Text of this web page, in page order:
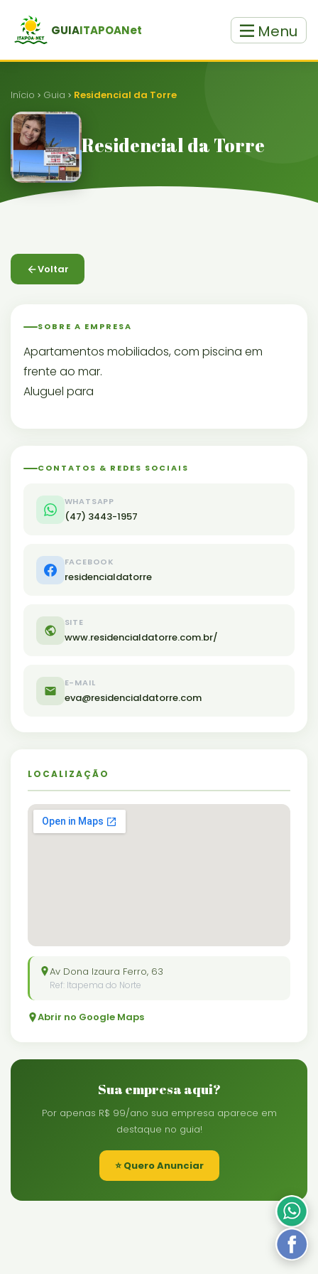
GUIAITAPOANet Menu
Início Guia Residencial da Torre
Residencial da Torre
Voltar
SOBRE A EMPRESA
Apartamentos mobiliados, com piscina em
frente ao mar.
Aluguel para
CONTATOS & REDES SOCIAIS
WHATSAPP
(47) 3443-1957
FACEBOOK
residencialdatorre
SITE
www.residencialdatorre.com.br/
E-MAIL
eva@residencialdatorre.com
LOCALIZAÇÃO
Av Dona Izaura Ferro, 63
Ref: Itapema do Norte
Abrir no Google Maps
Sua empresa aqui?
Por apenas R$ 99/ano sua empresa aparece em
destaque no guia!
⭐ Quero Anunciar